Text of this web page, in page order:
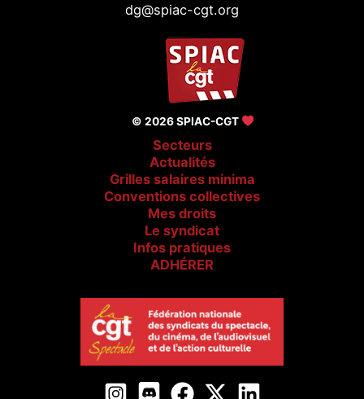
dg@spiac-cgt.org
© 2026 SPIAC-CGT
Secteurs
Actualités
Grilles salaires minima
Conventions collectives
Mes droits
Le syndicat
Infos pratiques
ADHÉRER